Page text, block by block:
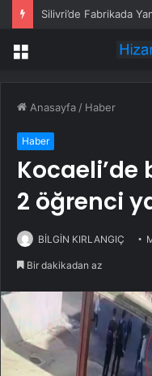
Silivri’de Fabrikada
Menü
Anasayfa / Haber
Haber
Kocaeli’de
2 öğrenci
BİLGİN KIRLANGIÇ
Bir dakikadan az